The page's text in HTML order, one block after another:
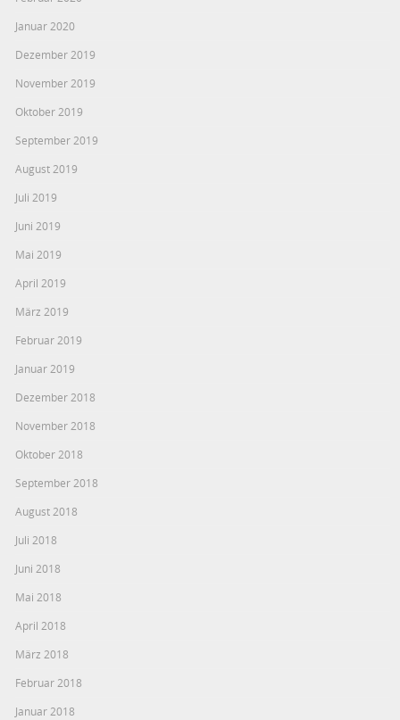
Januar 2020
Dezember 2019
November 2019
Oktober 2019
September 2019
August 2019
Juli 2019
Juni 2019
Mai 2019
April 2019
März 2019
Februar 2019
Januar 2019
Dezember 2018
November 2018
Oktober 2018
September 2018
August 2018
Juli 2018
Juni 2018
Mai 2018
April 2018
März 2018
Februar 2018
Januar 2018